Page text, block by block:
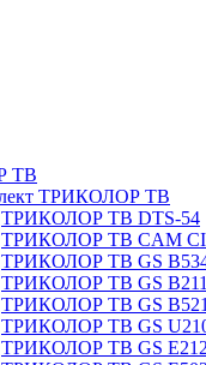
ТВ
ТРИКОЛОР ТВ
ТРИКОЛОР ТВ DTS-54
ТРИКОЛОР ТВ CAM
ТРИКОЛОР ТВ GS
ТРИКОЛОР ТВ GS B211
ТРИКОЛОР ТВ GS B521
ТРИКОЛОР ТВ GS
ТРИКОЛОР ТВ GS E212